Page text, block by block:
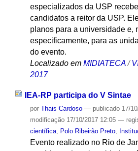
especializados da USP
candidatos a reitor da USP.
planos para a universidade e,
especificamente, para as
do evento.
Localizado em MIDIATECA /
2017
IEA-RP participa do V Sintae
por Thais Cardoso — publicado17/
modificação17/10/2017 12:05 —
científica, Polo Ribeirão Preto,
Evento realizado no Rio de